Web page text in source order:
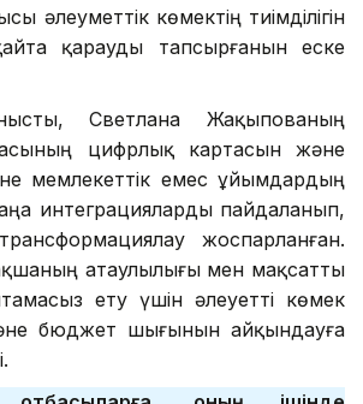
әлеуметтік көмектің тиімділігін
қарауды тапсырғанын еске
Светлана Жақыпованың
цифрлық картасын және
мемлекеттік емес ұйымдардың
интеграцияларды пайдаланып,
жоспарланған.
атаулылығы мен мақсатты
ету үшін әлеуетті көмек
бюджет шығынын айқындауға